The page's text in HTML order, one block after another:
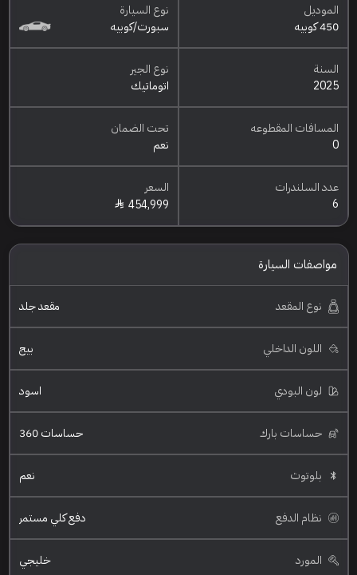
الموديل
450 كوبيه
نوع السيارة
سبورت/كوبيه
السنة
2025
نوع الجير
اتوماتيك
المسافات المقطوعه
0
تحت الضمان
نعم
عدد السلندرات
6
السعر
454,999
مواصفات السيارة
نوع المقعد مقعد جلد
اللون الداخلي بيج
لون البودي اسود
حساسات بارك حساسات 360
بلوتوث نعم
نظام الدفع دفع كلي مستمر
المورد خليجي